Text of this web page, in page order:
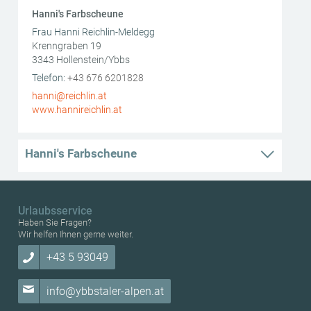
Hanni's Farbscheune
Frau Hanni Reichlin-Meldegg
Krenngraben 19
3343 Hollenstein/Ybbs
AT
Telefon:+43 676 6201828
hanni@reichlin.at
www.hannireichlin.at
Hanni's Farbscheune
Urlaubsservice
Haben Sie Fragen?
Wir helfen Ihnen gerne weiter.
+43 5 93049
info@ybbstaler-alpen.at